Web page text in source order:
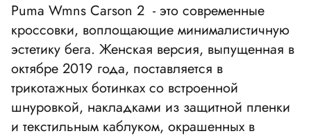
Puma Wmns Carson 2 - это современные
кроссовки, воплощающие минималистичную
эстетику бега. Женская версия, выпущенная в
октябре 2019 года, поставляется в
трикотажных ботинках со встроенной
шнуровкой, накладками из защитной пленки
и текстильным каблуком, окрашенных в